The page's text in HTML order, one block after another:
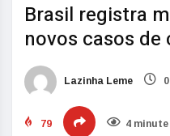
Brasil registra
novos casos
Lazinha Leme
79 4 minute